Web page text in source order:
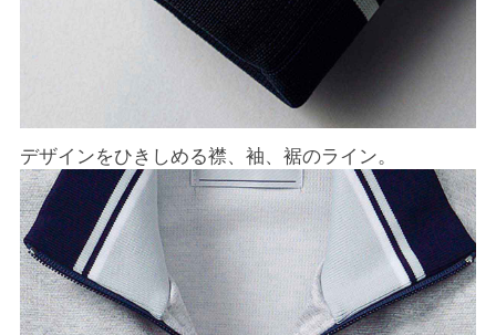
デザインをひきしめる襟、袖、裾のライン。